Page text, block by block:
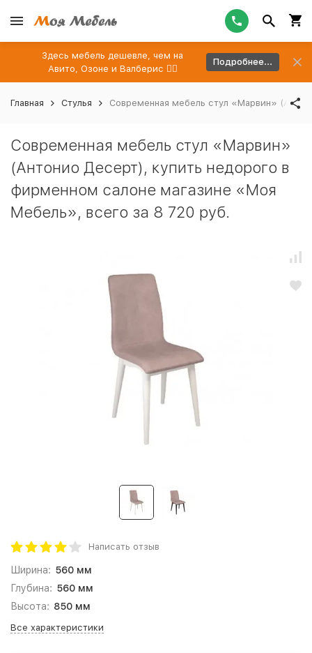
Здесь мебель дешевле, чем на
Авито, Озоне и Валберис 👉🏻
Подробнее...
Главная Стулья Современная мебель стул «Марвин»
Современная мебель стул «Марвин»
(Антонио Десерт), купить недорого в
фирменном салоне магазине «Моя
Мебель», всего за 8 720 руб.
Написать отзыв
Ширина: 560 мм
Глубина: 560 мм
Высота: 850 мм
Все характеристики